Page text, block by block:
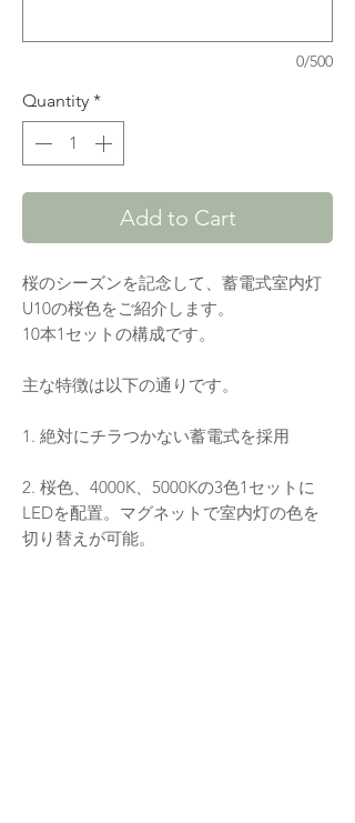
0/500
Quantity *
Add to Cart
桜のシーズンを記念して、蓄電式室内灯
U10の桜色をご紹介します。
10本1セットの構成です。
主な特徴は以下の通りです。
1. 絶対にチラつかない蓄電式を採用
2. 桜色、4000K、5000Kの3色1セットに
LEDを配置。マグネットで室内灯の色を
切り替えが可能。